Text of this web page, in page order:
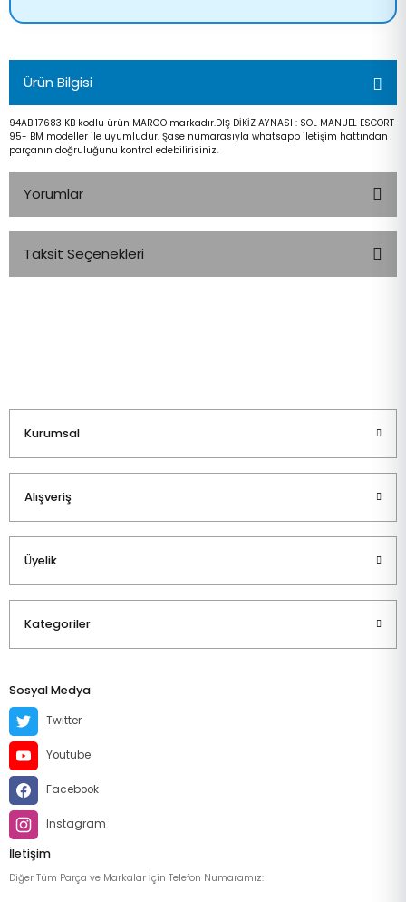
Ürün Bilgisi
94AB 17683 KB kodlu ürün MARGO markadır.DIŞ DİKİZ AYNASI : SOL MANUEL ESCORT
95- BM modeller ile uyumludur. Şase numarasıyla whatsapp iletişim hattından
parçanın doğruluğunu kontrol edebilirisiniz.
Yorumlar
Taksit Seçenekleri
Kurumsal
Alışveriş
Üyelik
Kategoriler
Sosyal Medya
Twitter
Youtube
Facebook
Instagram
İletişim
Diğer Tüm Parça ve Markalar İçin Telefon Numaramız: